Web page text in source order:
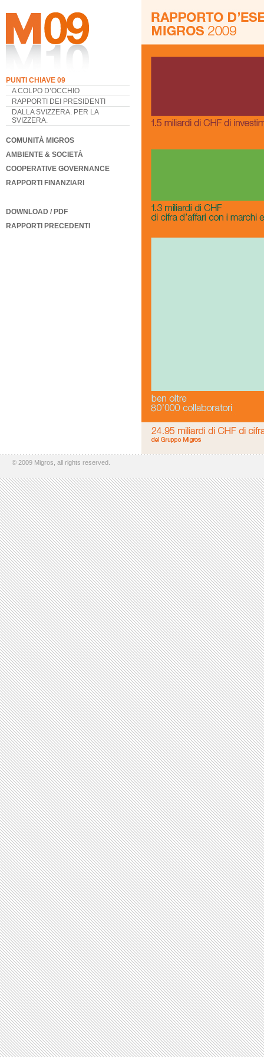
PUNTI CHIAVE 09
A COLPO D’OCCHIO
RAPPORTI DEI PRESIDENTI
DALLA SVIZZERA. PER LA
SVIZZERA.
COMUNITÀ MIGROS
AMBIENTE & SOCIETÀ
COOPERATIVE GOVERNANCE
RAPPORTI FINANZIARI
DOWNLOAD / PDF
RAPPORTI PRECEDENTI
© 2009 Migros, all rights reserved.